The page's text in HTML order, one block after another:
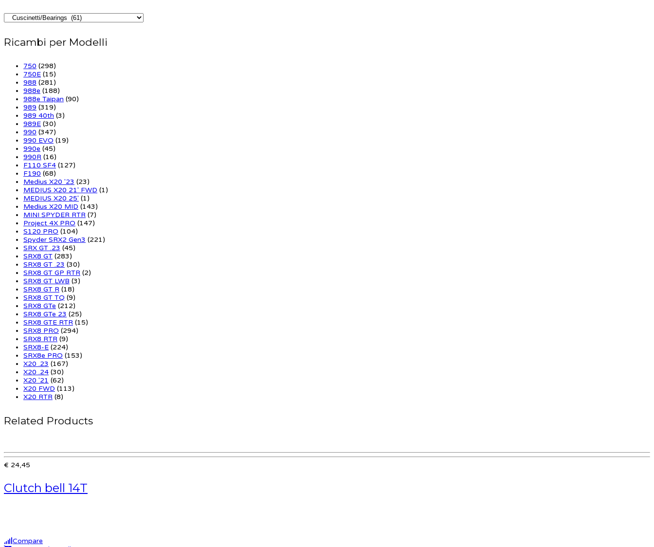
Ricambi per Modelli
750 (298)
750E (15)
988 (281)
988e (188)
988e Taipan (90)
989 (319)
989 40th (3)
989E (30)
990 (347)
990 EVO (19)
990e (45)
990R (16)
F110 SF4 (127)
F190 (68)
Medius X20 '23 (23)
MEDIUS X20 21' FWD (1)
MEDIUS X20 25' (1)
Medius X20 MID (143)
MINI SPYDER RTR (7)
Project 4X PRO (147)
S120 PRO (104)
Spyder SRX2 Gen3 (221)
SRX GT .23 (45)
SRX8 GT (283)
SRX8 GT .23 (30)
SRX8 GT GP RTR (2)
SRX8 GT LWB (3)
SRX8 GT R (18)
SRX8 GT TQ (9)
SRX8 GTe (212)
SRX8 GTe 23 (25)
SRX8 GTE RTR (15)
SRX8 PRO (294)
SRX8 RTR (9)
SRX8-E (224)
SRX8e PRO (153)
X20 .23 (167)
X20 .24 (30)
X20 '21 (62)
X20 FWD (113)
X20 RTR (8)
Related Products
€ 24,45
Clutch bell 14T
Compare